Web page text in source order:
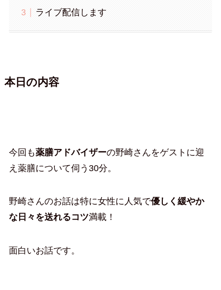
ライブ配信します
本日の内容
今回も薬膳アドバイザーの野崎さんをゲストに迎
え薬膳について伺う30分。
野崎さんのお話は特に女性に人気で優しく緩やか
な日々を送れるコツ満載！
面白いお話です。